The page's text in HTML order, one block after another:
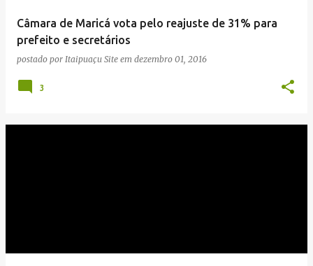
Câmara de Maricá vota pelo reajuste de 31% para
prefeito e secretários
postado por Itaipuaçu Site em dezembro 01, 2016
3